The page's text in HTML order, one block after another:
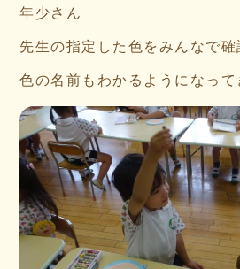
年少さん
先生の指定した色をみんなで確
色の名前もわかるようになっ